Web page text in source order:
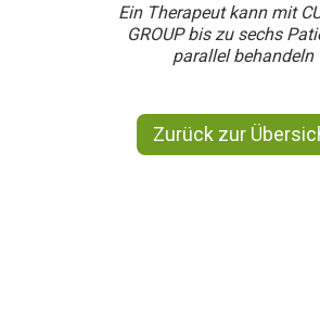
Ein Therapeut kann mit
GROUP bis zu sechs
parallel behandeln
Zurück zur